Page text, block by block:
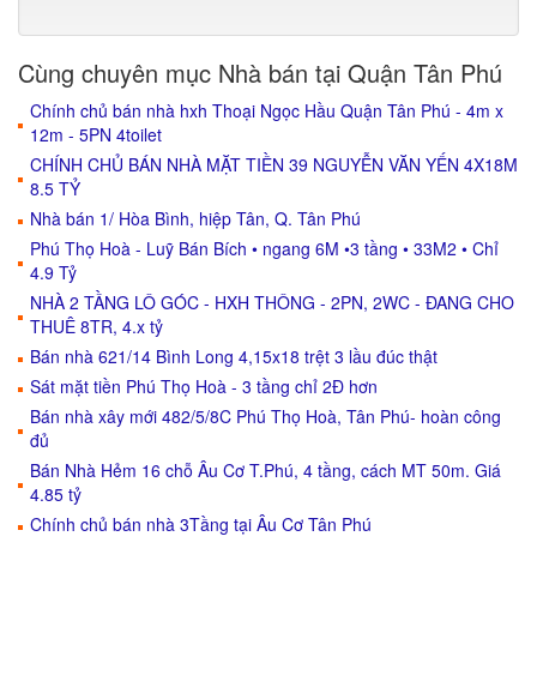
Cùng chuyên mục Nhà bán tại Quận Tân Phú
Chính chủ bán nhà hxh Thoại Ngọc Hầu Quận Tân Phú - 4m x
12m - 5PN 4toilet
CHÍNH CHỦ BÁN NHÀ MẶT TIỀN 39 NGUYỄN VĂN YẾN 4X18M
8.5 TỶ
Nhà bán 1/ Hòa Bình, hiệp Tân, Q. Tân Phú
Phú Thọ Hoà - Luỹ Bán Bích • ngang 6M •3 tầng • 33M2 • Chỉ
4.9 Tỷ
NHÀ 2 TẦNG LÔ GÓC - HXH THÔNG - 2PN, 2WC - ĐANG CHO
THUÊ 8TR, 4.x tỷ
Bán nhà 621/14 Bình Long 4,15x18 trệt 3 lầu đúc thật
Sát mặt tiền Phú Thọ Hoà - 3 tầng chỉ 2Đ hơn
Bán nhà xây mới 482/5/8C Phú Thọ Hoà, Tân Phú- hoàn công
đủ
Bán Nhà Hẻm 16 chỗ Âu Cơ T.Phú, 4 tầng, cách MT 50m. Giá
4.85 tỷ
Chính chủ bán nhà 3Tầng tại Âu Cơ Tân Phú